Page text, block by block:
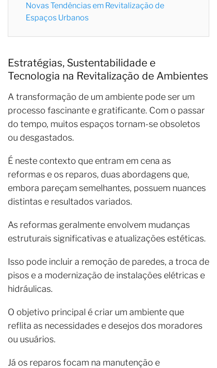
Novas Tendências em Revitalização de
Espaços Urbanos
Estratégias, Sustentabilidade e
Tecnologia na Revitalização de Ambientes
A transformação de um ambiente pode ser um
processo fascinante e gratificante. Com o passar
do tempo, muitos espaços tornam-se obsoletos
ou desgastados.
É neste contexto que entram em cena as
reformas e os reparos, duas abordagens que,
embora pareçam semelhantes, possuem nuances
distintas e resultados variados.
As reformas geralmente envolvem mudanças
estruturais significativas e atualizações estéticas.
Isso pode incluir a remoção de paredes, a troca de
pisos e a modernização de instalações elétricas e
hidráulicas.
O objetivo principal é criar um ambiente que
reflita as necessidades e desejos dos moradores
ou usuários.
Já os reparos focam na manutenção e